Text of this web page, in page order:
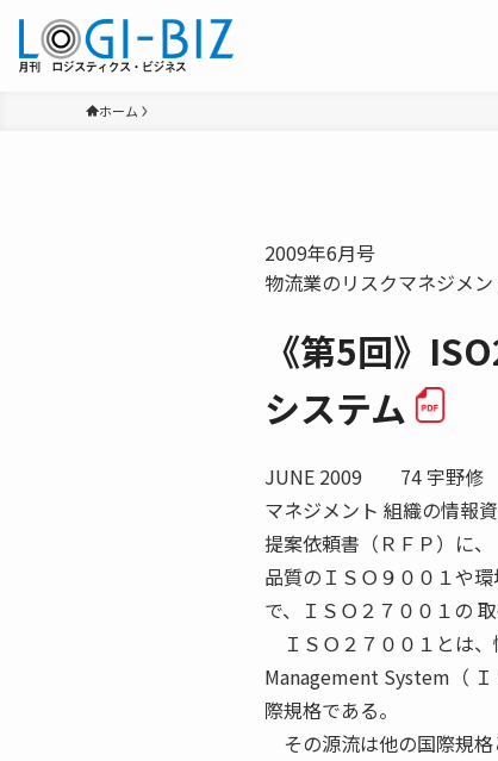
ホーム
2009年6月号
物流業のリスクマネジメン
《第5回》
システム
JUNE 2009 74 宇野修 ロ
マネジメント 組織の情報
提案依頼書（ＲＦＰ）に
品質のＩＳＯ９００１や
で、ＩＳＯ２７００１の
ＩＳＯ２７００１とは
Management System（
際規格である。
その源流は他の国際規格